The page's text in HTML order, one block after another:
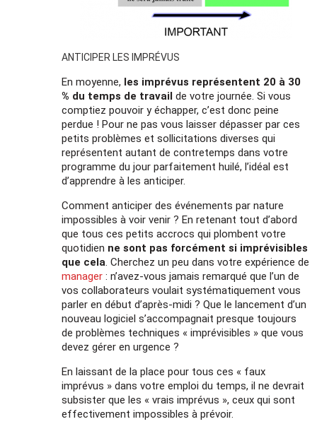
ANTICIPER LES IMPRÉVUS
En moyenne, les imprévus représentent 20 à 30
% du temps de travail de votre journée. Si vous
comptiez pouvoir y échapper, c’est donc peine
perdue ! Pour ne pas vous laisser dépasser par ces
petits problèmes et sollicitations diverses qui
représentent autant de contretemps dans votre
programme du jour parfaitement huilé, l’idéal est
d’apprendre à les anticiper.
Comment anticiper des événements par nature
impossibles à voir venir ? En retenant tout d’abord
que tous ces petits accrocs qui plombent votre
quotidien ne sont pas forcément si imprévisibles
que cela. Cherchez un peu dans votre expérience de
manager : n’avez-vous jamais remarqué que l’un de
vos collaborateurs voulait systématiquement vous
parler en début d’après-midi ? Que le lancement d’un
nouveau logiciel s’accompagnait presque toujours
de problèmes techniques « imprévisibles » que vous
devez gérer en urgence ?
En laissant de la place pour tous ces « faux
imprévus » dans votre emploi du temps, il ne devrait
subsister que les « vrais imprévus », ceux qui sont
effectivement impossibles à prévoir.